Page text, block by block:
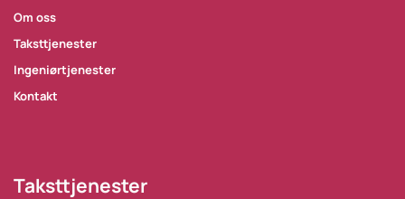
Om oss
Taksttjenester
Ingeniørtjenester
Kontakt
Taksttjenester